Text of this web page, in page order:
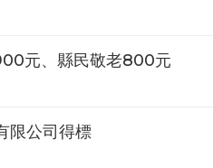
元、縣民敬老800元
限公司得標